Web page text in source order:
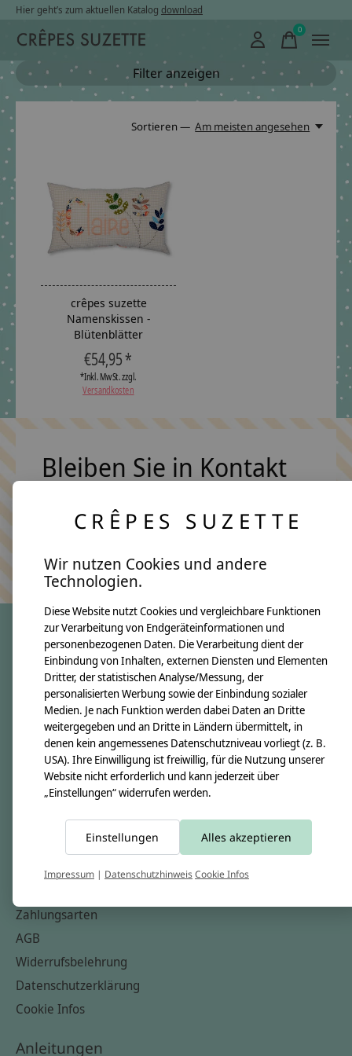
Hier geht’s zum aktuellen Katalog download
0items
Filter anzeigen
Sortieren — Am meisten angesehen
crêpes suzette
Namenskissen -
Blütenblätter
€54,95 *
*Inkl. MwSt. zzgl.
Versandkosten
Bleiben Sie in Kontakt
Keine Sorge, wir übertreiben es nicht
crêpes suzette
Über uns
Unsere Creppies
Nähkästchen
Unsere Stoffe
Impressum
Informationen
Kontakt
Zahlungsarten
AGB
Widerrufsbelehrung
Datenschutzerklärung
Cookie Infos
Anleitungen
CRÊPES SUZETTE
Wir nutzen Cookies und andere
Technologien.
Diese Website nutzt Cookies und vergleichbare Funktionen
zur Verarbeitung von Endgeräteinformationen und
personenbezogenen Daten. Die Verarbeitung dient der
Einbindung von Inhalten, externen Diensten und Elementen
Dritter, der statistischen Analyse/Messung, der
personalisierten Werbung sowie der Einbindung sozialer
Medien. Je nach Funktion werden dabei Daten an Dritte
weitergegeben und an Dritte in Ländern übermittelt, in
denen kein angemessenes Datenschutzniveau vorliegt (z. B.
USA). Ihre Einwilligung ist freiwillig, für die Nutzung unserer
Website nicht erforderlich und kann jederzeit über
„Einstellungen“ widerrufen werden.
Einstellungen Alles akzeptieren
Impressum | DatenschutzhinweisCookie Infos